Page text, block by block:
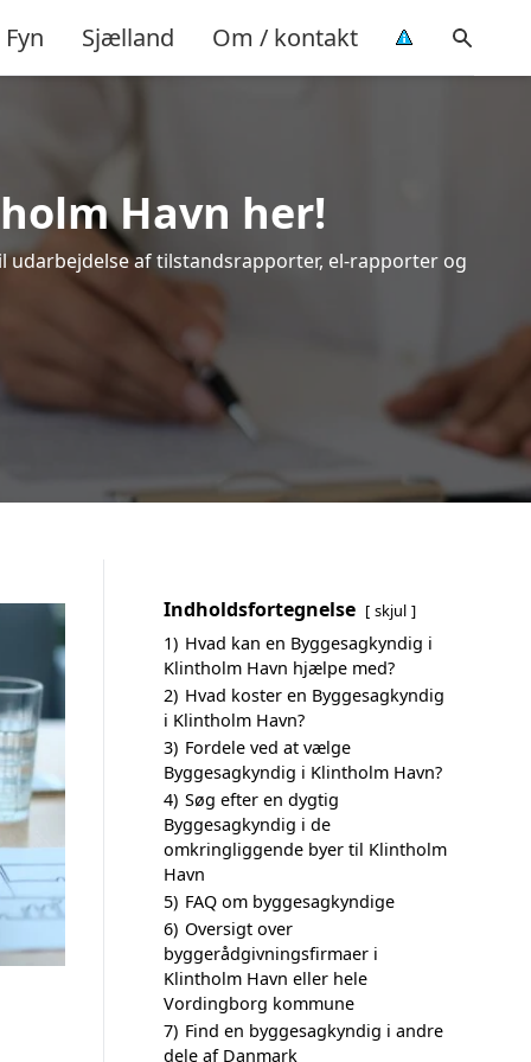
Fyn Sjælland Om / kontakt
Havn her!
af tilstandsrapporter, el-rapporter og
Indholdsfortegnelse skjul
1) Hvad kan en Byggesagkyndig i
Klintholm Havn hjælpe med?
2) Hvad koster en Byggesagkyndig
i Klintholm Havn?
3) Fordele ved at vælge
Byggesagkyndig i Klintholm Havn?
4) Søg efter en dygtig
Byggesagkyndig i de
omkringliggende byer til Klintholm
Havn
5) FAQ om byggesagkyndige
6) Oversigt over
byggerådgivningsfirmaer i
Klintholm Havn eller hele
Vordingborg kommune
7) Find en byggesagkyndig i andre
dele af Danmark